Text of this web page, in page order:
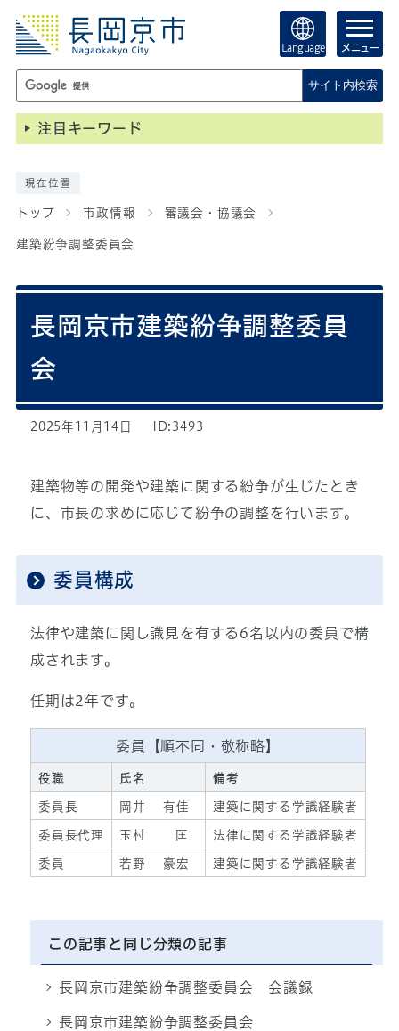
Language メニュー
サイト内検索
注目キーワード
現在位置
トップ 市政情報 審議会・協議会
建築紛争調整委員会
長岡京市建築紛争調整委員
会
2025年11月14日 ID:3493
建築物等の開発や建築に関する紛争が生じたとき
に、市長の求めに応じて紛争の調整を行います。
委員構成
法律や建築に関し識見を有する6名以内の委員で構
成されます。
任期は2年です。
委員【順不同・敬称略】
役職 氏名 備考
委員長 岡井 有佳 建築に関する学識経験者
委員長代理 玉村 匡 法律に関する学識経験者
委員 若野 豪宏 建築に関する学識経験者
この記事と同じ分類の記事
長岡京市建築紛争調整委員会 会議録
長岡京市建築紛争調整委員会